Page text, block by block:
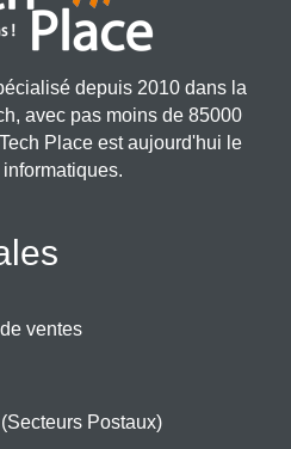
depuis 2010 dans la
avec pas moins de 85000
Place est aujourd'hui le
ventes
Postaux)